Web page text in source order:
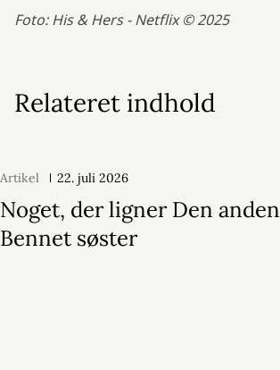
Foto: His & Hers - Netflix © 2025
Relateret indhold
Artikel 22. juli 2026
Noget, der ligner Den anden
Bennet søster